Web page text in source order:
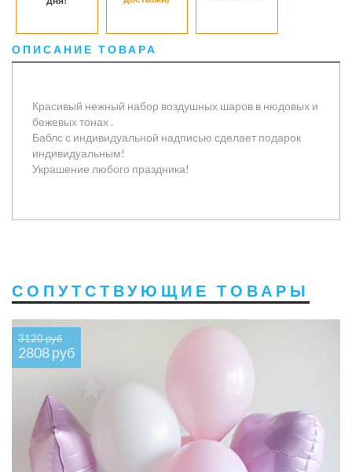
ОПИСАНИЕ ТОВАРА
Красивый нежный набор воздушных шаров в нюдовых и
бежевых тонах .
Баблс с индивидуальной надписью сделает подарок
индивидуальным!
Украшение любого праздника!
СОПУТСТВУЮЩИЕ ТОВАРЫ
3120 руб
2808 руб